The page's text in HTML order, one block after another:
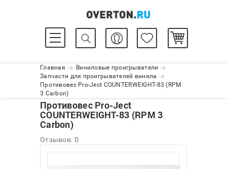
Главная
Виниловые проигрыватели
Запчасти для проигрывателей винила
Противовес Pro-Ject COUNTERWEIGHT-83 (RPM
3 Carbon)
Противовес Pro-Ject
COUNTERWEIGHT-83 (RPM 3
Carbon)
Отзывов: 0